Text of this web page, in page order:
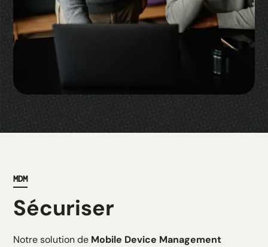
MDM
Sécuriser
Notre solution de Mobile Device Management